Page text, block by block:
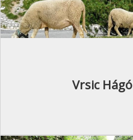
Vrsic Hágó